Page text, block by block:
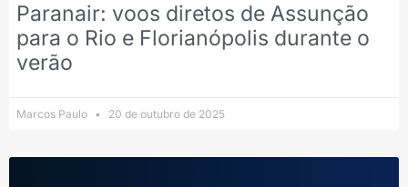
Paranair: voos diretos de Assunção
para o Rio e Florianópolis durante o
verão
Marcos Paulo 20 de outubro de 2025